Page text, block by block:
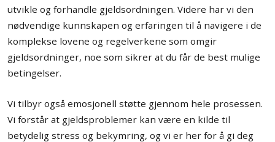
utvikle og forhandle gjeldsordningen. Videre har vi den
nødvendige kunnskapen og erfaringen til å navigere i de
komplekse lovene og regelverkene som omgir
gjeldsordninger, noe som sikrer at du får de best mulige
betingelser.
Vi tilbyr også emosjonell støtte gjennom hele prosessen.
Vi forstår at gjeldsproblemer kan være en kilde til
betydelig stress og bekymring, og vi er her for å gi deg